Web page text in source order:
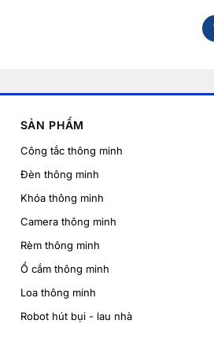
SẢN PHẨM
Công tắc thông minh
Đèn thông minh
Khóa thông minh
Camera thông minh
Rèm thông minh
Ổ cắm thông minh
Loa thông minh
Robot hút bụi - lau nhà